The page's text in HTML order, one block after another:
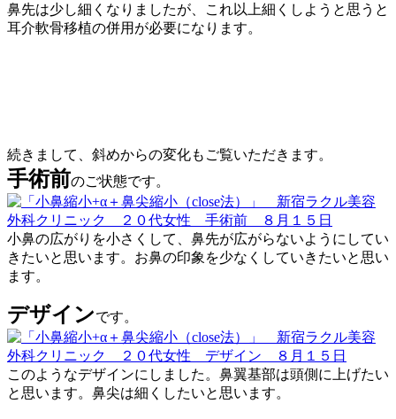
鼻先は少し細くなりましたが、これ以上細くしようと思うと
耳介軟骨移植の併用が必要になります。
続きまして、斜めからの変化もご覧いただきます。
手術前のご状態です。
小鼻の広がりを小さくして、鼻先が広がらないようにしてい
きたいと思います。お鼻の印象を少なくしていきたいと思い
ます。
デザインです。
このようなデザインにしました。鼻翼基部は頭側に上げたい
と思います。鼻尖は細くしたいと思います。